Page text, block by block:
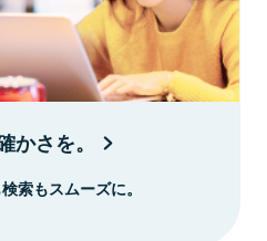
かさを。
索もスムーズに。